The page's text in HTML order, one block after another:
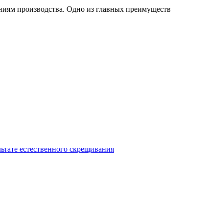
производства. Одно из главных преимуществ
естественного скрещивания